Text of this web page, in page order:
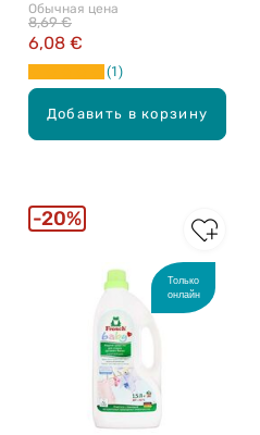
Добавить в корзину
Обычная цена
6,08 €
8,69 €
1
Только
онлайн
20%